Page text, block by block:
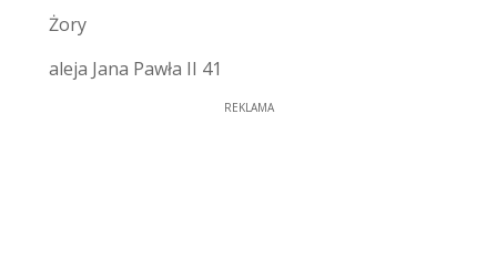
Żory
aleja Jana Pawła II 41
REKLAMA